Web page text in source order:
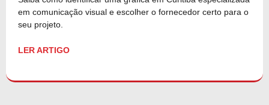
em comunicação visual e escolher o fornecedor certo para o
seu projeto.
LER ARTIGO